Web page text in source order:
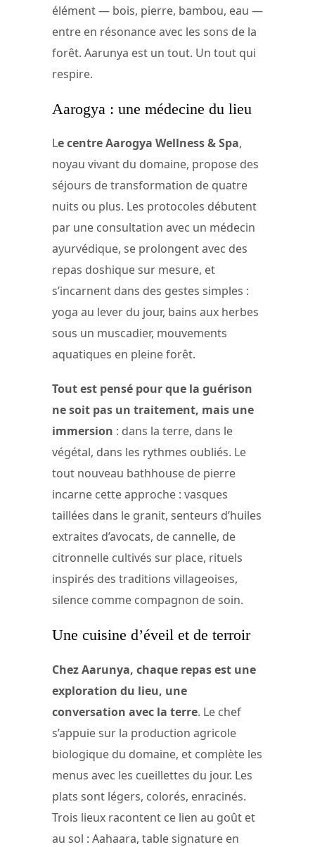
élément — bois, pierre, bambou, eau —
entre en résonance avec les sons de la
forêt. Aarunya est un tout. Un tout qui
respire.
Aarogya : une médecine du lieu
Le centre Aarogya Wellness & Spa,
noyau vivant du domaine, propose des
séjours de transformation de quatre
nuits ou plus. Les protocoles débutent
par une consultation avec un médecin
ayurvédique, se prolongent avec des
repas doshique sur mesure, et
s’incarnent dans des gestes simples :
yoga au lever du jour, bains aux herbes
sous un muscadier, mouvements
aquatiques en pleine forêt.
Tout est pensé pour que la guérison
ne soit pas un traitement, mais une
immersion : dans la terre, dans le
végétal, dans les rythmes oubliés. Le
tout nouveau bathhouse de pierre
incarne cette approche : vasques
taillées dans le granit, senteurs d’huiles
extraites d’avocats, de cannelle, de
citronnelle cultivés sur place, rituels
inspirés des traditions villageoises,
silence comme compagnon de soin.
Une cuisine d’éveil et de terroir
Chez Aarunya, chaque repas est une
exploration du lieu, une
conversation avec la terre. Le chef
s’appuie sur la production agricole
biologique du domaine, et complète les
menus avec les cueillettes du jour. Les
plats sont légers, colorés, enracinés.
Trois lieux racontent ce lien au goût et
au sol : Aahaara, table signature en